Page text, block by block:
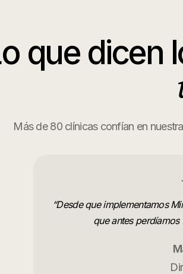
que dicen
Más de 80 clínicas confían en
“Desde que implementamos
que antes